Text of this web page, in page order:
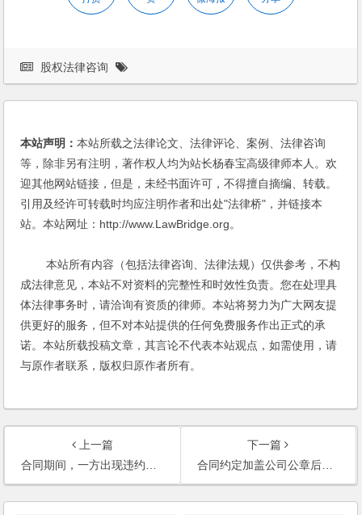
股权法律咨询
本站声明：本站所载之法律论文、法律评论、案例、法律咨询
等，除非另有注明，著作权人均为站长杨春宝高级律师本人。欢
迎其他网站链接，但是，未经书面许可，不得擅自摘编、转载。
引用及经许可转载时均应注明作者和出处"法律桥"，并链接本
站。本站网址：http://www.LawBridge.org。
本站所有内容（包括法律咨询、法律法规）仅供参考，不构
成法律意见，本站不对资料的完整性和时效性负责。您在处理具
体法律事务时，请洽询有资质的律师。本站将努力为广大网友提
供更好的服务，但不对本站提供的任何免费服务作出正式的承
诺。本站所载投稿文章，其言论不代表本站观点，如需使用，请
与原作者联系，版权归原作者所有。
上一篇
合同期间，一方出现违约，另一方能否解除合同吗？
下一篇
合同约定加盖公司公章后合同生效，结果盖的是合同专用章而非公章，该合同是否生效？